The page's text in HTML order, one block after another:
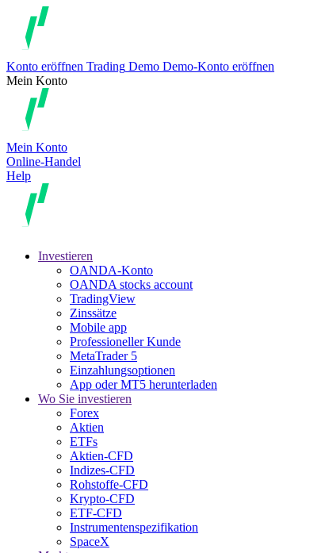
Konto eröffnen Trading Demo Demo-Konto eröffnen
Mein Konto
Mein Konto
Online-Handel
Help
Investieren
OANDA-Konto
OANDA stocks account
TradingView
Zinssätze
Mobile app
Professioneller Kunde
MetaTrader 5
Einzahlungsoptionen
App oder MT5 herunterladen
Wo Sie investieren
Forex
Aktien
ETFs
Aktien-CFD
Indizes-CFD
Rohstoffe-CFD
Krypto-CFD
ETF-CFD
Instrumentenspezifikation
SpaceX